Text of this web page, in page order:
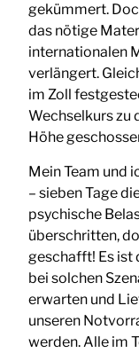
gekümmert.
das nötige
internationalen
verlängert.
im Zoll
Wechselkurs zu
Höhe
Mein Team und
– sieben Tage
psychische
überschritten,
geschafft! Es ist
bei solchen
erwarten und
unseren
werden. Alle im